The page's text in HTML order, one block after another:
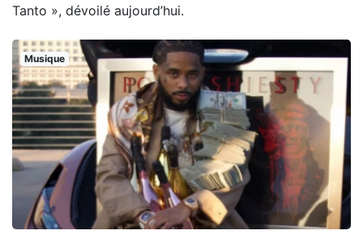
Tanto », dévoilé aujourd’hui.
Musique